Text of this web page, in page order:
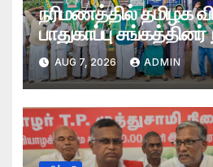
நரிமணத்தில் தமிழக
பாதுகாப்பு
ஆர்ப்பாட்டம்
AUG 7, 2026 ADMIN